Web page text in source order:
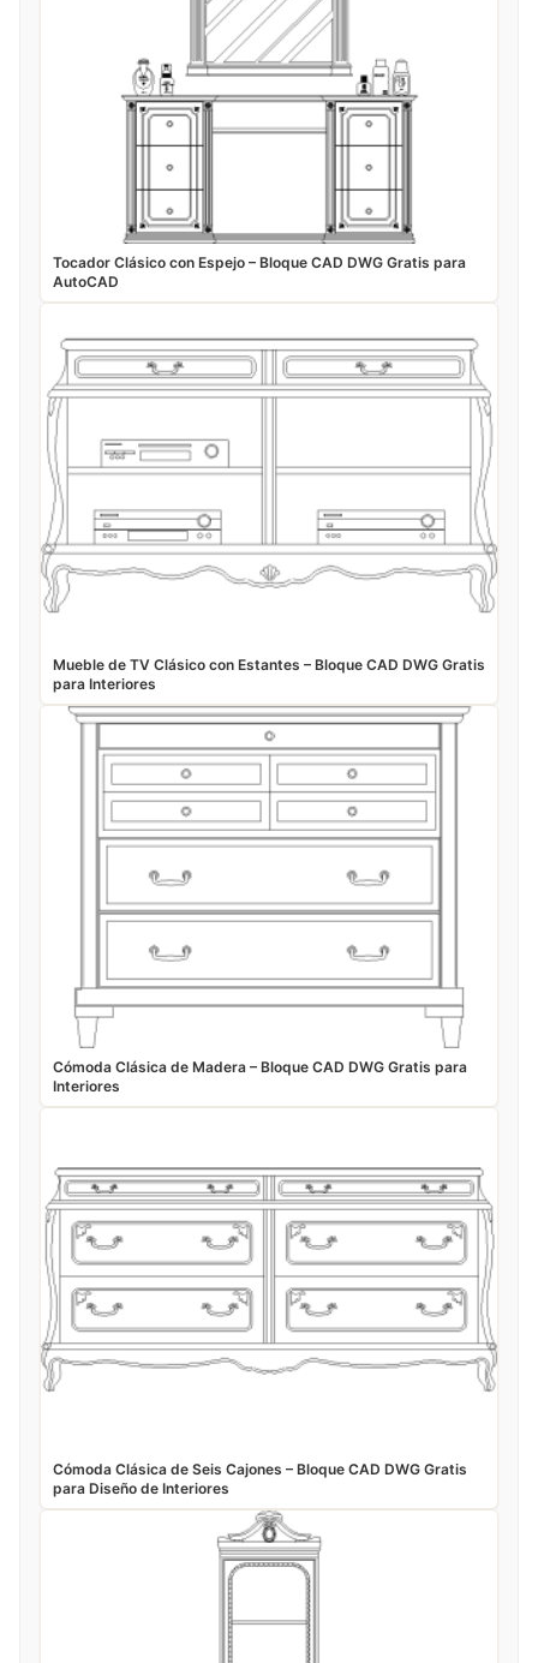
Tocador Clásico con Espejo – Bloque CAD DWG Gratis para
AutoCAD
Mueble de TV Clásico con Estantes – Bloque CAD DWG Gratis
para Interiores
Cómoda Clásica de Madera – Bloque CAD DWG Gratis para
Interiores
Cómoda Clásica de Seis Cajones – Bloque CAD DWG Gratis
para Diseño de Interiores